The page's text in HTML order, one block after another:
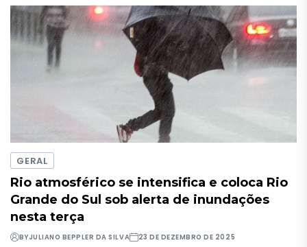
GERAL
Rio atmosférico se intensifica e coloca Rio
Grande do Sul sob alerta de inundações
nesta terça
BYJULIANO BEPPLER DA SILVA 23 DE DEZEMBRO DE 2025